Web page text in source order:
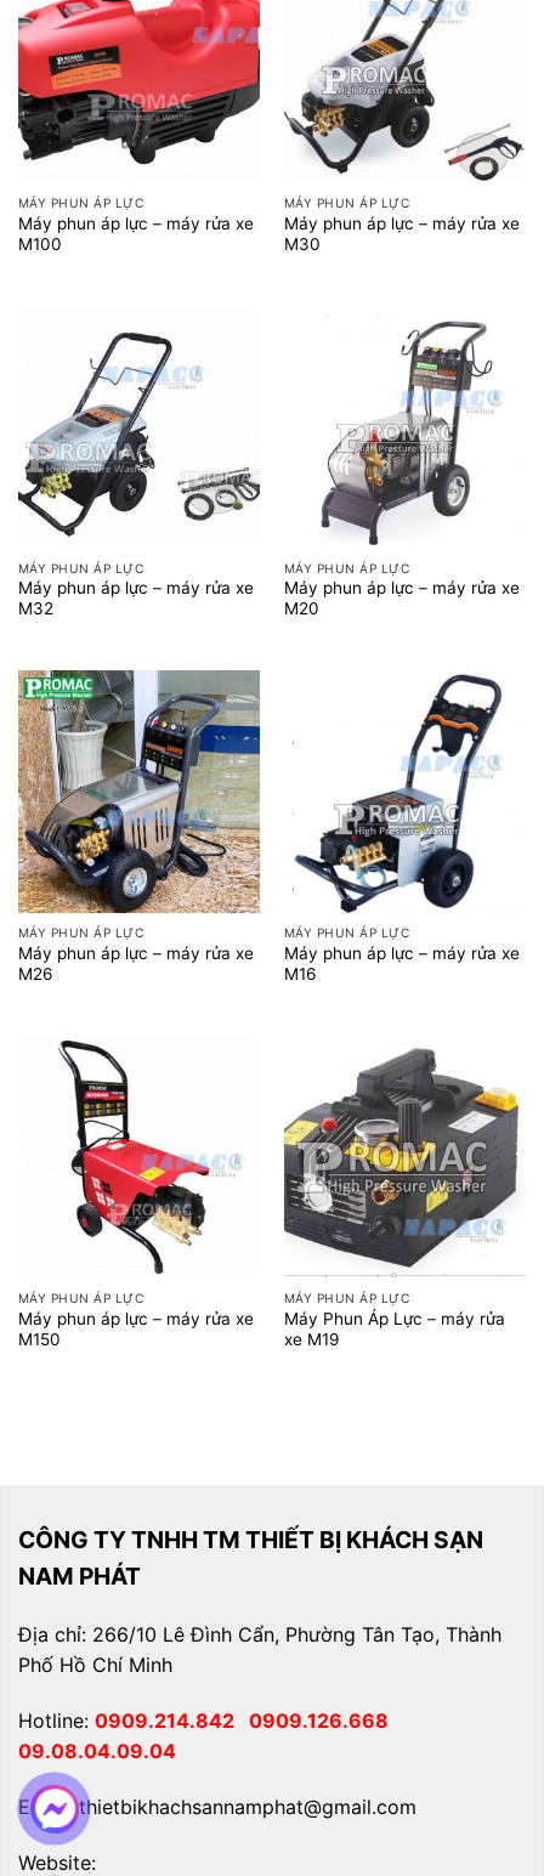
MÁY PHUN ÁP LỰC
Máy phun áp lực – máy rửa xe
M100
MÁY PHUN ÁP LỰC
Máy phun áp lực – máy rửa xe
M30
MÁY PHUN ÁP LỰC
Máy phun áp lực – máy rửa xe
M32
MÁY PHUN ÁP LỰC
Máy phun áp lực – máy rửa xe
M20
MÁY PHUN ÁP LỰC
Máy phun áp lực – máy rửa xe
M26
MÁY PHUN ÁP LỰC
Máy phun áp lực – máy rửa xe
M16
MÁY PHUN ÁP LỰC
Máy phun áp lực – máy rửa xe
M150
MÁY PHUN ÁP LỰC
Máy Phun Áp Lực – máy rửa
xe M19
CÔNG TY TNHH TM THIẾT BỊ KHÁCH SẠN
NAM PHÁT
Địa chỉ: 266/10 Lê Đình Cẩn, Phường Tân Tạo, Thành
Phố Hồ Chí Minh
Hotline: 0909.214.842 0909.126.668
09.08.04.09.04
Email: thietbikhachsannamphat@gmail.com
Website: